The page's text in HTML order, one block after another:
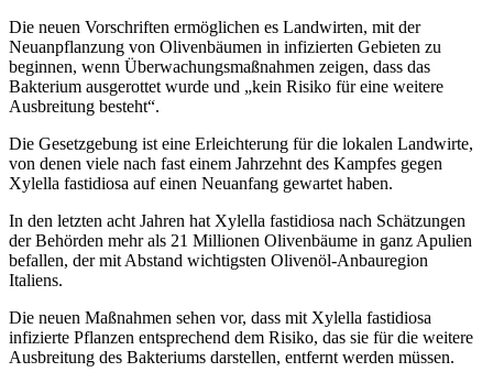
Die neuen Vorschriften ermöglichen es Landwirten, mit der
Neuanpflanzung von Olivenbäumen in infizierten Gebieten zu
beginnen, wenn Überwachungsmaßnahmen zeigen, dass das
Bakterium ausgerottet wurde und „kein Risiko für eine weitere
Ausbreitung besteht“.
Die Gesetzgebung ist eine Erleichterung für die lokalen Landwirte,
von denen viele nach fast einem Jahrzehnt des Kampfes gegen
Xylella fastidiosa auf einen Neuanfang gewartet haben.
In den letzten acht Jahren hat Xylella fastidiosa nach Schätzungen
der Behörden mehr als 21 Millionen Olivenbäume in ganz Apulien
befallen, der mit Abstand wichtigsten Olivenöl-Anbauregion
Italiens.
Die neuen Maßnahmen sehen vor, dass mit Xylella fastidiosa
infizierte Pflanzen entsprechend dem Risiko, das sie für die weitere
Ausbreitung des Bakteriums darstellen, entfernt werden müssen.